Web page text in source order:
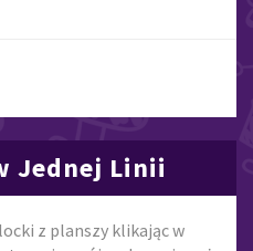
Jednej Linii
z planszy klikając w